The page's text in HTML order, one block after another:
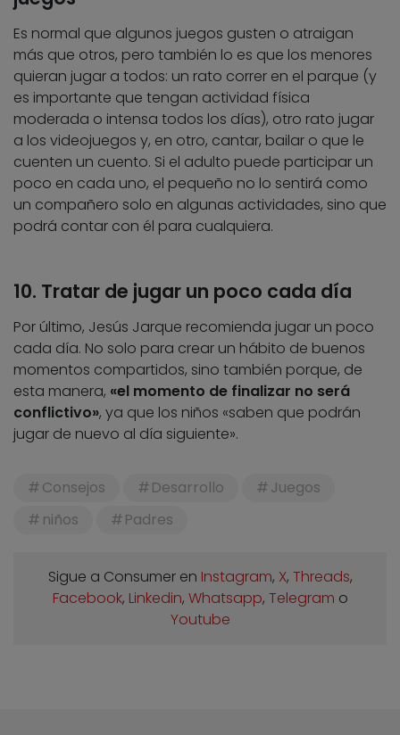
Es normal que algunos juegos gusten o atraigan
más que otros, pero también lo es que los menores
quieran jugar a todos: un rato correr en el parque (y
es importante que tengan actividad física
moderada o intensa todos los días), otro rato jugar
a los videojuegos y, en otro, cantar, bailar o que le
cuenten un cuento. Si el adulto puede participar un
poco en cada uno, el pequeño no lo sentirá como
un compañero solo en algunas actividades, sino que
podrá contar con él para cualquiera.
10. Tratar de jugar un poco cada día
Por último, Jesús Jarque recomienda jugar un poco
cada día. No solo para crear un hábito de buenos
momentos compartidos, sino también porque, de
esta manera, «el momento de finalizar no será
conflictivo», ya que los niños «saben que podrán
jugar de nuevo al día siguiente».
Consejos Desarrollo
Juegos
niños
Padres
Sigue a Consumer en Instagram, X, Threads,
Facebook, Linkedin, Whatsapp, Telegram o
Youtube